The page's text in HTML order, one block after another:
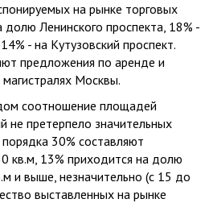
на рынке торговых
Ленинского проспекта, 18% -
- на Кутузовский проспект.
предложения по аренде и
Москвы.
соотношение площадей
не претерпело значительных
30% составляют
кв.м, 13% приходится на долю
и выше, незначительно (с 15 до
выставленных на рынке